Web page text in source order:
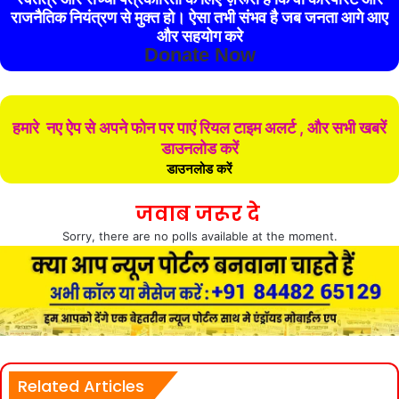
राजनैतिक नियंत्रण से मुक्त हो। ऐसा तभी संभव है जब जनता आगे आए
और सहयोग करे
Donate Now
हमारे नए ऐप से अपने फोन पर पाएं रियल टाइम अलर्ट , और सभी खबरें
डाउनलोड करें
डाउनलोड करें
जवाब जरूर दे
Sorry, there are no polls available at the moment.
Related Articles